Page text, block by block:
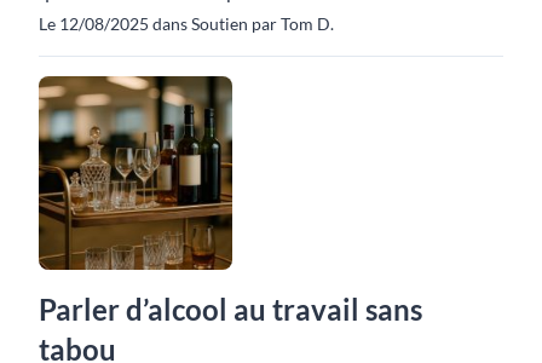
Le 12/08/2025 dans Soutien par Tom D.
Parler d’alcool au travail sans
tabou